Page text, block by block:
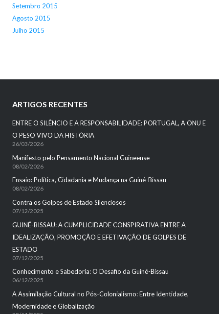
Setembro 2015
Agosto 2015
Julho 2015
ARTIGOS RECENTES
ENTRE O SILÊNCIO E A RESPONSABILIDADE: PORTUGAL, A ONU E
O PESO VIVO DA HISTÓRIA
26/03/2026
Manifesto pelo Pensamento Nacional Guineense
08/02/2026
Ensaio: Política, Cidadania e Mudança na Guiné-Bissau
08/02/2026
Contra os Golpes de Estado Silenciosos
07/12/2025
GUINÉ-BISSAU: A CUMPLICIDADE CONSPIRATIVA ENTRE A
IDEALIZAÇÃO, PROMOÇÃO E EFETIVAÇÃO DE GOLPES DE
ESTADO
07/12/2025
Conhecimento e Sabedoria: O Desafio da Guiné-Bissau
06/12/2025
A Assimilação Cultural no Pós-Colonialismo: Entre Identidade,
Modernidade e Globalização